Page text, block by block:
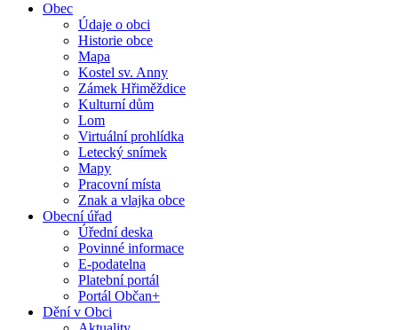
Obec
Údaje o obci
Historie obce
Mapa
Kostel sv. Anny
Zámek Hřiměždice
Kulturní dům
Lom
Virtuální prohlídka
Letecký snímek
Mapy
Pracovní místa
Znak a vlajka obce
Obecní úřad
Úřední deska
Povinné informace
E-podatelna
Platební portál
Portál Občan+
Dění v Obci